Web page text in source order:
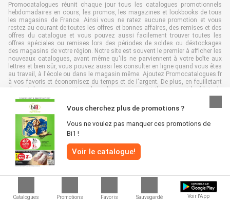
Catalogues Promotions Favoris Sauvegardé Voir l'App
Vous cherchez plus de promotions ?
Vous ne voulez pas manquer ces promotions de
Bi1 !
Voir le catalogue!
Promocatalogues réunit chaque jour tous les catalogues promotionnels
hebdomadaires en cours, les promos, les magazines et lookbooks de tous
les magasins de France. Ainsi vous ne ratez aucune promotion et vous
restez au courant de toutes les offres et bonnes affaires, des remises et des
offres du catalogue et vous pouvez aussi facilement trouver toutes les
offres spéciales ou remises lors des périodes de soldes ou déstockages
des magasins de votre région. Notre site est souvent le premier à afficher les
nouveaux catalogues, avant même qu'ils ne parviennent à votre boîte aux
lettres et bien sûr, vous pouvez aussi les consulter en ligne quand vous êtes
au travail, à l'école ou dans le magasin même. Ajoutez Promocatalogues.fr
à vos favoris et économisez du temps et de l'argent. De plus, en feuilletant
des catalogues promotionnels en ligne, vous contribuez aussi à réduire le
gaspillage de papier, ce qui est très avantageux pour l’environnement.
Tous droits réservés & copie : Promocatalogues.fr 2026 |
responsabilité| Conditions générales Politique de confidentialité